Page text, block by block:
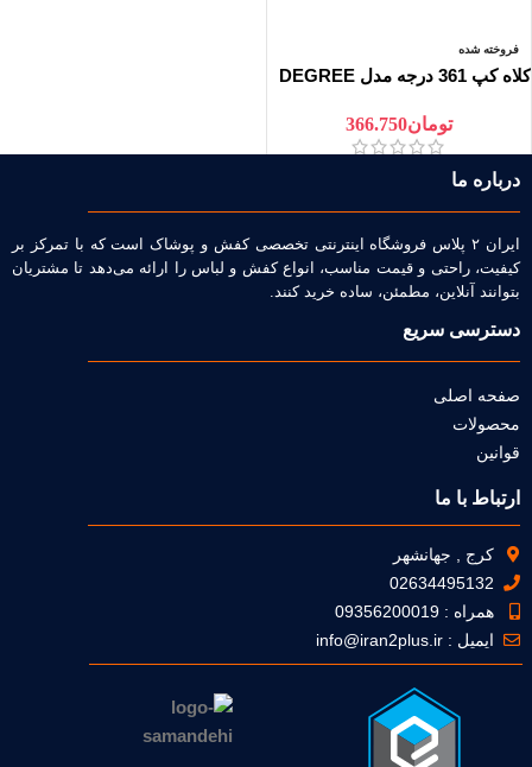
فروخته شده
کلاه کپ 361 درجه مدل DEGREE
تومان366.750
درباره ما
ایران ۲ پلاس فروشگاه اینترنتی تخصصی کفش و پوشاک است که با تمرکز بر
کیفیت، راحتی و قیمت مناسب، انواع کفش و لباس را ارائه می‌دهد تا مشتریان
بتوانند آنلاین، مطمئن، ساده خرید کنند.
دسترسی سریع
صفحه اصلی
محصولات
قوانین
ارتباط با ما
کرج , جهانشهر
02634495132
همراه : 09356200019
ایمیل : info@iran2plus.ir